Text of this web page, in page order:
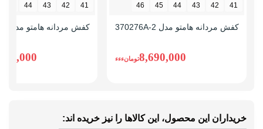
41
42
43
44
45
46
کفش مردانه هامتو مدل 370276A-2
8,690,000تومانءءء
41
42
43
44
کفش مردانه هامتو مدل 171341A-1
خریداران این محصول، این کالاها را نیز خریده اند: